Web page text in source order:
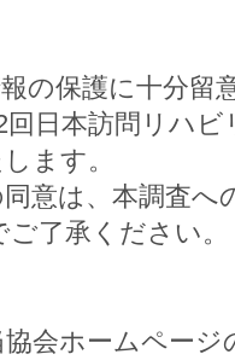
の保護に十分留
日本訪問リハ
ます。
意は、本調査
了承ください。
会ホームペー